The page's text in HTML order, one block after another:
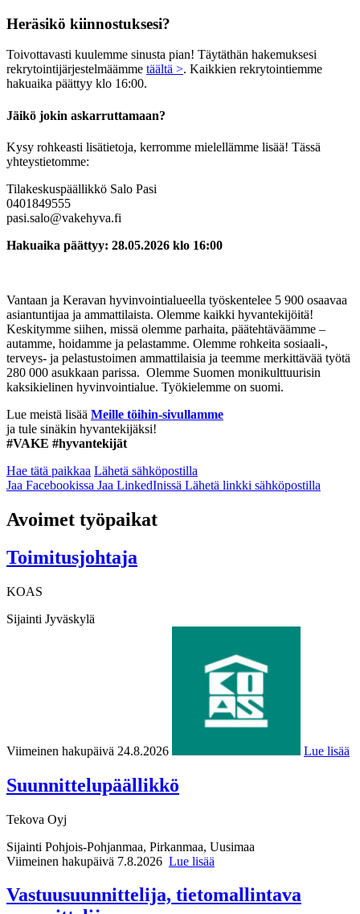
Heräsikö kiinnostuksesi?
Toivottavasti kuulemme sinusta pian! Täytäthän hakemuksesi
rekrytointijärjestelmäämme täältä >. Kaikkien rekrytointiemme
hakuaika päättyy klo 16:00.
Jäikö jokin askarruttamaan?
Kysy rohkeasti lisätietoja, kerromme mielellämme lisää! Tässä
yhteystietomme:
Tilakeskuspäällikkö Salo Pasi
0401849555
pasi.salo@vakehyva.fi
Hakuaika päättyy: 28.05.2026 klo 16:00
Vantaan ja Keravan hyvinvointialueella työskentelee 5 900 osaavaa
asiantuntijaa ja ammattilaista. Olemme kaikki hyvantekijöitä!
Keskitymme siihen, missä olemme parhaita, päätehtäväämme –
autamme, hoidamme ja pelastamme. Olemme rohkeita sosiaali-,
terveys- ja pelastustoimen ammattilaisia ja teemme merkittävää työtä
280 000 asukkaan parissa. Olemme Suomen monikulttuurisin
kaksikielinen hyvinvointialue. Työkielemme on suomi.
Lue meistä lisää Meille töihin-sivullamme
ja tule sinäkin hyvantekijäksi!
#VAKE #hyvantekijät
Hae tätä paikkaa Lähetä sähköpostilla
Jaa Facebookissa Jaa LinkedInissä Lähetä linkki sähköpostilla
Avoimet työpaikat
Toimitusjohtaja
KOAS
Sijainti Jyväskylä
Viimeinen hakupäivä 24.8.2026 Lue lisää
Suunnittelupäällikkö
Tekova Oyj
Sijainti Pohjois-Pohjanmaa, Pirkanmaa, Uusimaa
Viimeinen hakupäivä 7.8.2026 Lue lisää
Vastuusuunnittelija, tietomallintava